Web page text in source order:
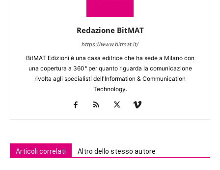
Redazione BitMAT
https://www.bitmat.it/
BitMAT Edizioni è una casa editrice che ha sede a Milano con
una copertura a 360° per quanto riguarda la comunicazione
rivolta agli specialisti dell'lnformation & Communication
Technology.
Articoli correlati Altro dello stesso autore